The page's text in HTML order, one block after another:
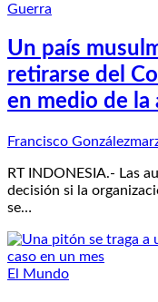
Guerra
Un país
retirarse del
en medio de la
Francisco González
RT INDONESIA.- Las
decisión si la
se…
El Mundo